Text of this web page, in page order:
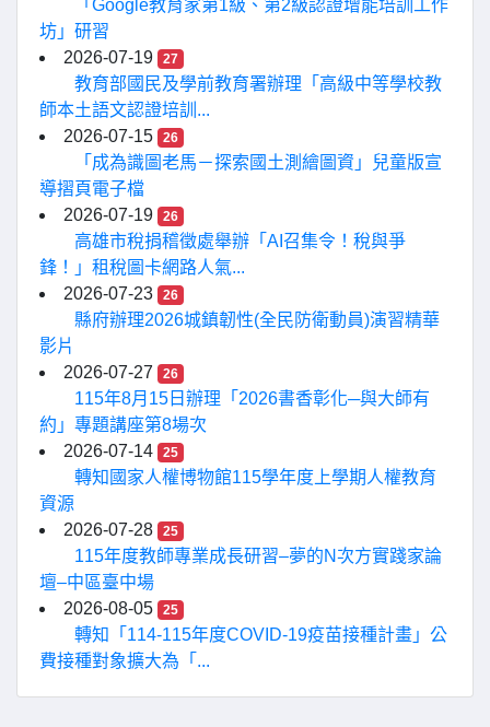
「Google教育家第1級、第2級認證增能培訓工作
坊」研習
2026-07-19
27
教育部國民及學前教育署辦理「高級中等學校教
師本土語文認證培訓...
2026-07-15
26
「成為識圖老馬－探索國土測繪圖資」兒童版宣
導摺頁電子檔
2026-07-19
26
高雄市稅捐稽徵處舉辦「AI召集令！稅與爭
鋒！」租稅圖卡網路人氣...
2026-07-23
26
縣府辦理2026城鎮韌性(全民防衛動員)演習精華
影片
2026-07-27
26
115年8月15日辦理「2026書香彰化─與大師有
約」專題講座第8場次
2026-07-14
25
轉知國家人權博物館115學年度上學期人權教育
資源
2026-07-28
25
115年度教師專業成長研習–夢的N次方實踐家論
壇–中區臺中場
2026-08-05
25
轉知「114-115年度COVID-19疫苗接種計畫」公
費接種對象擴大為「...